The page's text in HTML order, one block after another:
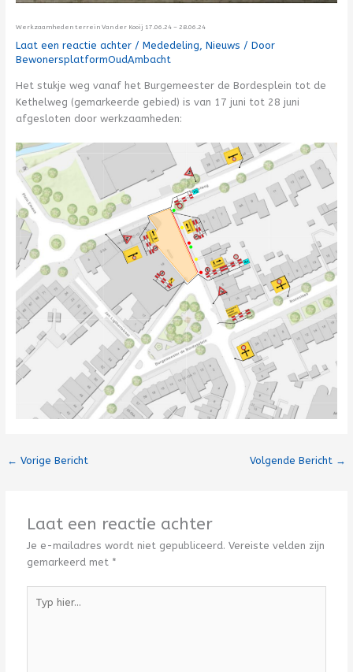
Werkzaamheden terrein Van der Kooij 17.06.24 – 28.06.24
Laat een reactie achter / Mededeling Nieuws / Door
BewonersplatformOudAmbacht
Het stukje weg vanaf het Burgemeester de Bordesplein tot de
Kethelweg (gemarkeerde gebied) is van 17 juni tot 28 juni
afgesloten door werkzaamheden:
← Vorige Bericht Volgende Bericht →
Laat een reactie achter
Je e-mailadres wordt niet gepubliceerd. Vereiste velden zijn
gemarkeerd met *
hier...